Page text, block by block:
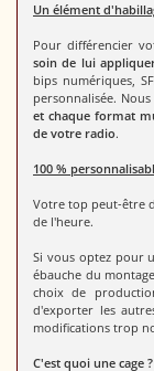
Un élément
Pour différencier
soin de lui
bips numériques,
personnalisée.
et chaque format
de votre radio.
100 %
Votre top peut-être
de l'heure.
Si vous optez pour
ébauche du
choix de
d'exporter les
modifications trop
C'est quoi une cage ?